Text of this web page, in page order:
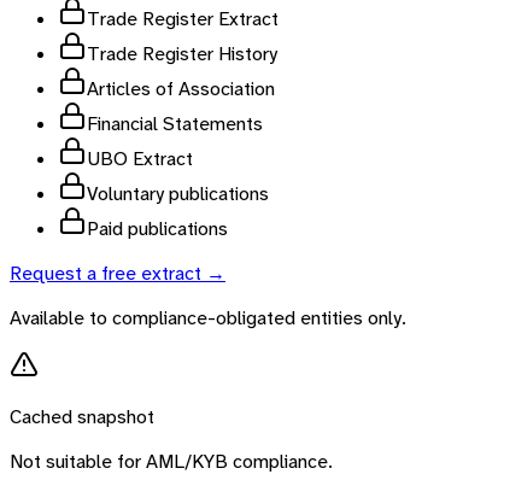
Trade Register Extract
Trade Register History
Articles of Association
Financial Statements
UBO Extract
Voluntary publications
Paid publications
Request a free extract →
Available to compliance-obligated entities only.
Cached snapshot
Not suitable for AML/KYB compliance.